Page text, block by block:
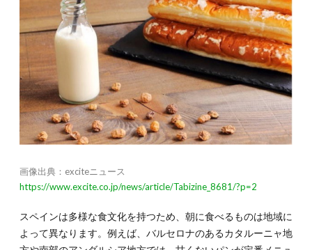
パイと
ヨーグ
ルトド
リンク
ガリア
2.2.
2-2.素
材の味
を生か
ンプル
なマケ
2.3.
2-3.朝
は少な
画像出典：exciteニュース
https://www.excite.co.jp/news/article/Tabizine_8681/?p=2
スペインは多様な食文化を持つため、朝に食べるものは地域に
よって異なります。例えば、バルセロナのあるカタルーニャ地